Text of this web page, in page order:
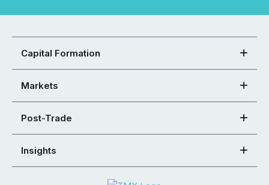
Capital Formation
Markets
Post-Trade
Insights